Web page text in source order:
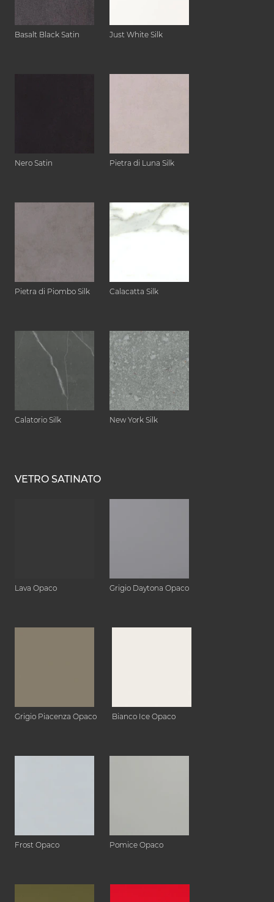
Basalt Black Satin Just White Silk
Nero Satin Pietra di Luna Silk
Pietra di Piombo Silk Calacatta Silk
Calatorio Silk New York Silk
VETRO SATINATO
Lava Opaco Grigio Daytona Opaco
Grigio Piacenza Opaco Bianco Ice Opaco
Frost Opaco Pomice Opaco